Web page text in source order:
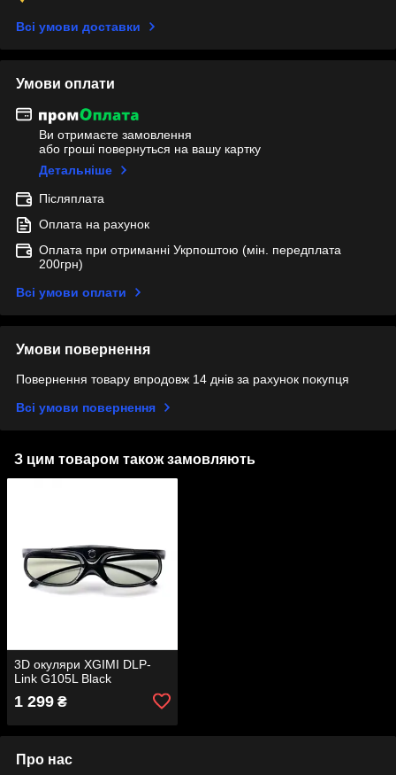
Всі умови доставки
Умови оплати
Ви отримаєте замовлення
або гроші повернуться на вашу картку
Детальніше
Післяплата
Оплата на рахунок
Оплата при отриманні Укрпоштою (мін. передплата
200грн)
Всі умови оплати
Умови повернення
Повернення товару впродовж 14 днів за рахунок покупця
Всі умови повернення
З цим товаром також замовляють
3D окуляри XGIMI DLP-
Link G105L Black
1 299 ₴
Про нас